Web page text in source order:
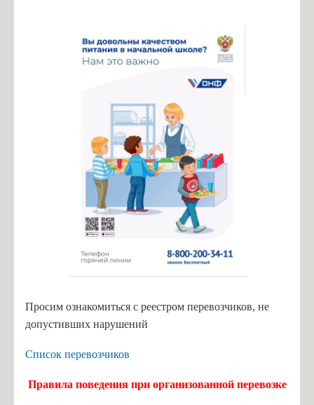
Просим ознакомиться с реестром перевозчиков, не
допустивших нарушений
Список перевозчиков
Правила поведения при организованной перевозке